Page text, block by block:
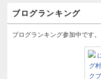
ブログランキング
ブログランキング参加中です。